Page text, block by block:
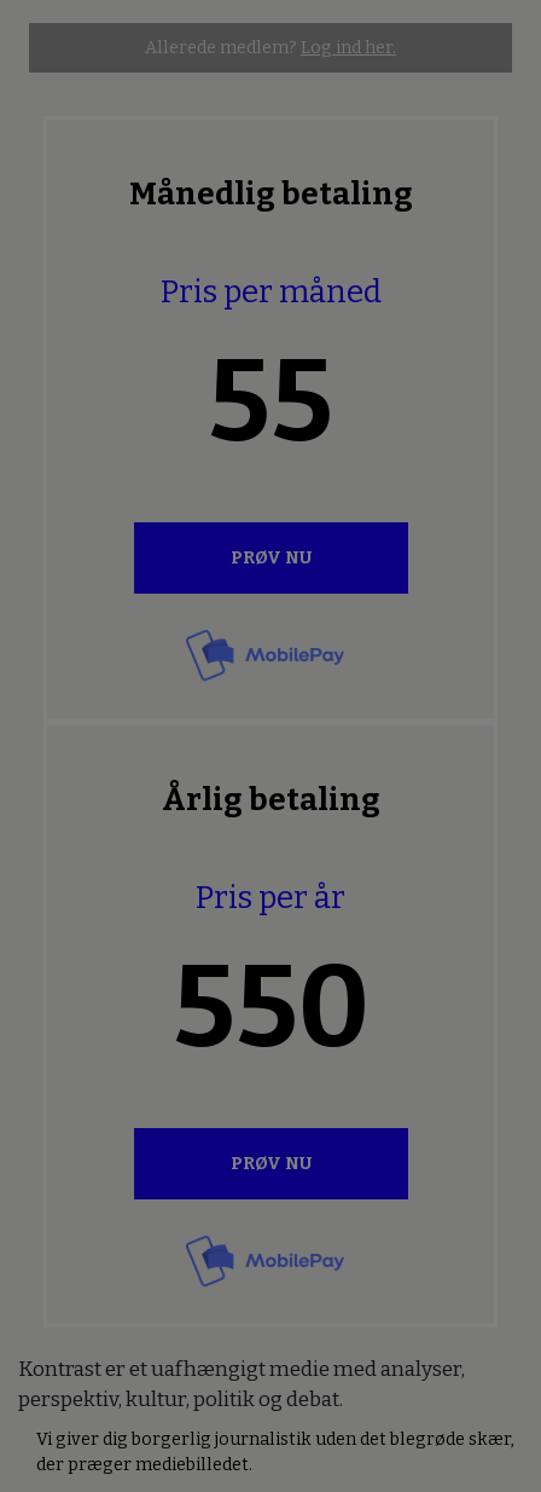
Allerede medlem? Log ind her.
Månedlig betaling
Pris per måned
55
PRØV NU
Årlig betaling
Pris per år
550
PRØV NU
Kontrast er et uafhængigt medie med analyser,
perspektiv, kultur, politik og debat.
Vi giver dig borgerlig journalistik uden det blegrøde skær,
der præger mediebilledet.